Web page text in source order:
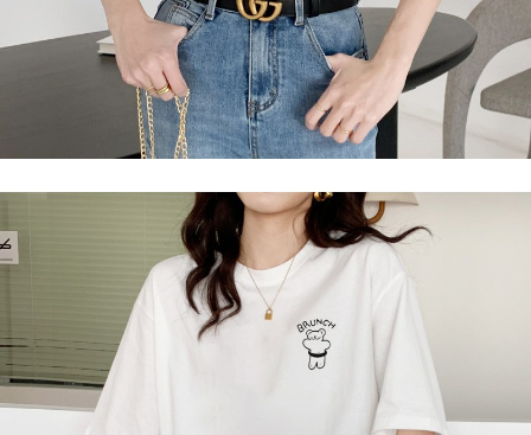
請求用戶進行身份認證。
５．嚴禁一人註冊多個帳號或使用他人資訊註冊。若發現惡意使用之情形，
恩沛科技股份有限公司將有權停止該用戶之使用額度並採取法律行動。